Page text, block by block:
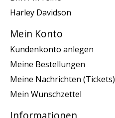
Harley Davidson
Mein Konto
Kundenkonto anlegen
Meine Bestellungen
Meine Nachrichten (Tickets)
Mein Wunschzettel